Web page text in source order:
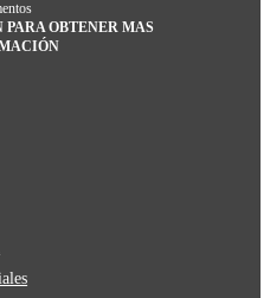
OBTENER MAS